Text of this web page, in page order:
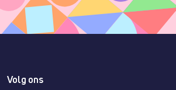
Volg ons